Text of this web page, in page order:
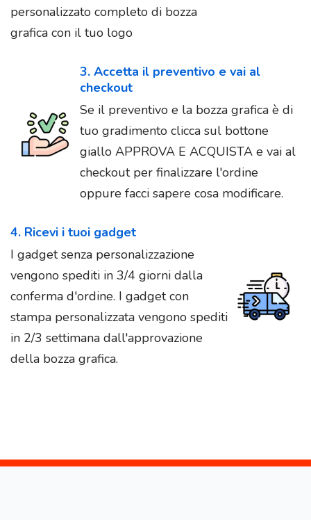
personalizzato completo di bozza
grafica con il tuo logo
3. Accetta il preventivo e vai al
checkout
Se il preventivo e la bozza grafica è di
tuo gradimento clicca sul bottone
giallo APPROVA E ACQUISTA e vai al
checkout per finalizzare l'ordine
oppure facci sapere cosa modificare.
4. Ricevi i tuoi gadget
I gadget senza personalizzazione
vengono spediti in 3/4 giorni dalla
conferma d'ordine. I gadget con
stampa personalizzata vengono spediti
in 2/3 settimana dall'approvazione
della bozza grafica.